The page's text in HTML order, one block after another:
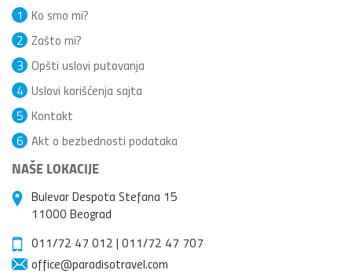
Ko smo mi?
1
Zašto mi?
2
Opšti uslovi putovanja
3
Uslovi korišćenja sajta
4
Kontakt
5
Akt o bezbednosti podataka
6
NAŠE LOKACIJE
Bulevar Despota Stefana 15
11000 Beograd
011/72 47 012 | 011/72 47 707
office@paradisotravel.com